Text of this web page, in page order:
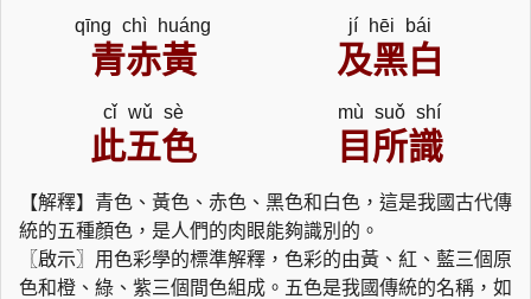
qīng chì huáng jí hēi bái
青赤黃 及黑白
cǐ wǔ sè mù suǒ shí
此五色 目所識
【解釋】青色、黃色、赤色、黑色和白色，這是我國古代傳
統的五種顏色，是人們的肉眼能夠識別的。
〖啟示〗用色彩學的標準解釋，色彩的由黃、紅、藍三個原
色和橙、綠、紫三個間色組成。五色是我國傳統的名稱，如